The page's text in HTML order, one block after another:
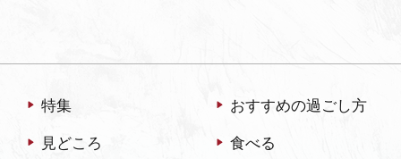
催し物もございます。 お花
さい。詳細はこちらのパン
特集 おすすめの過ごし方
見どころ 食べる